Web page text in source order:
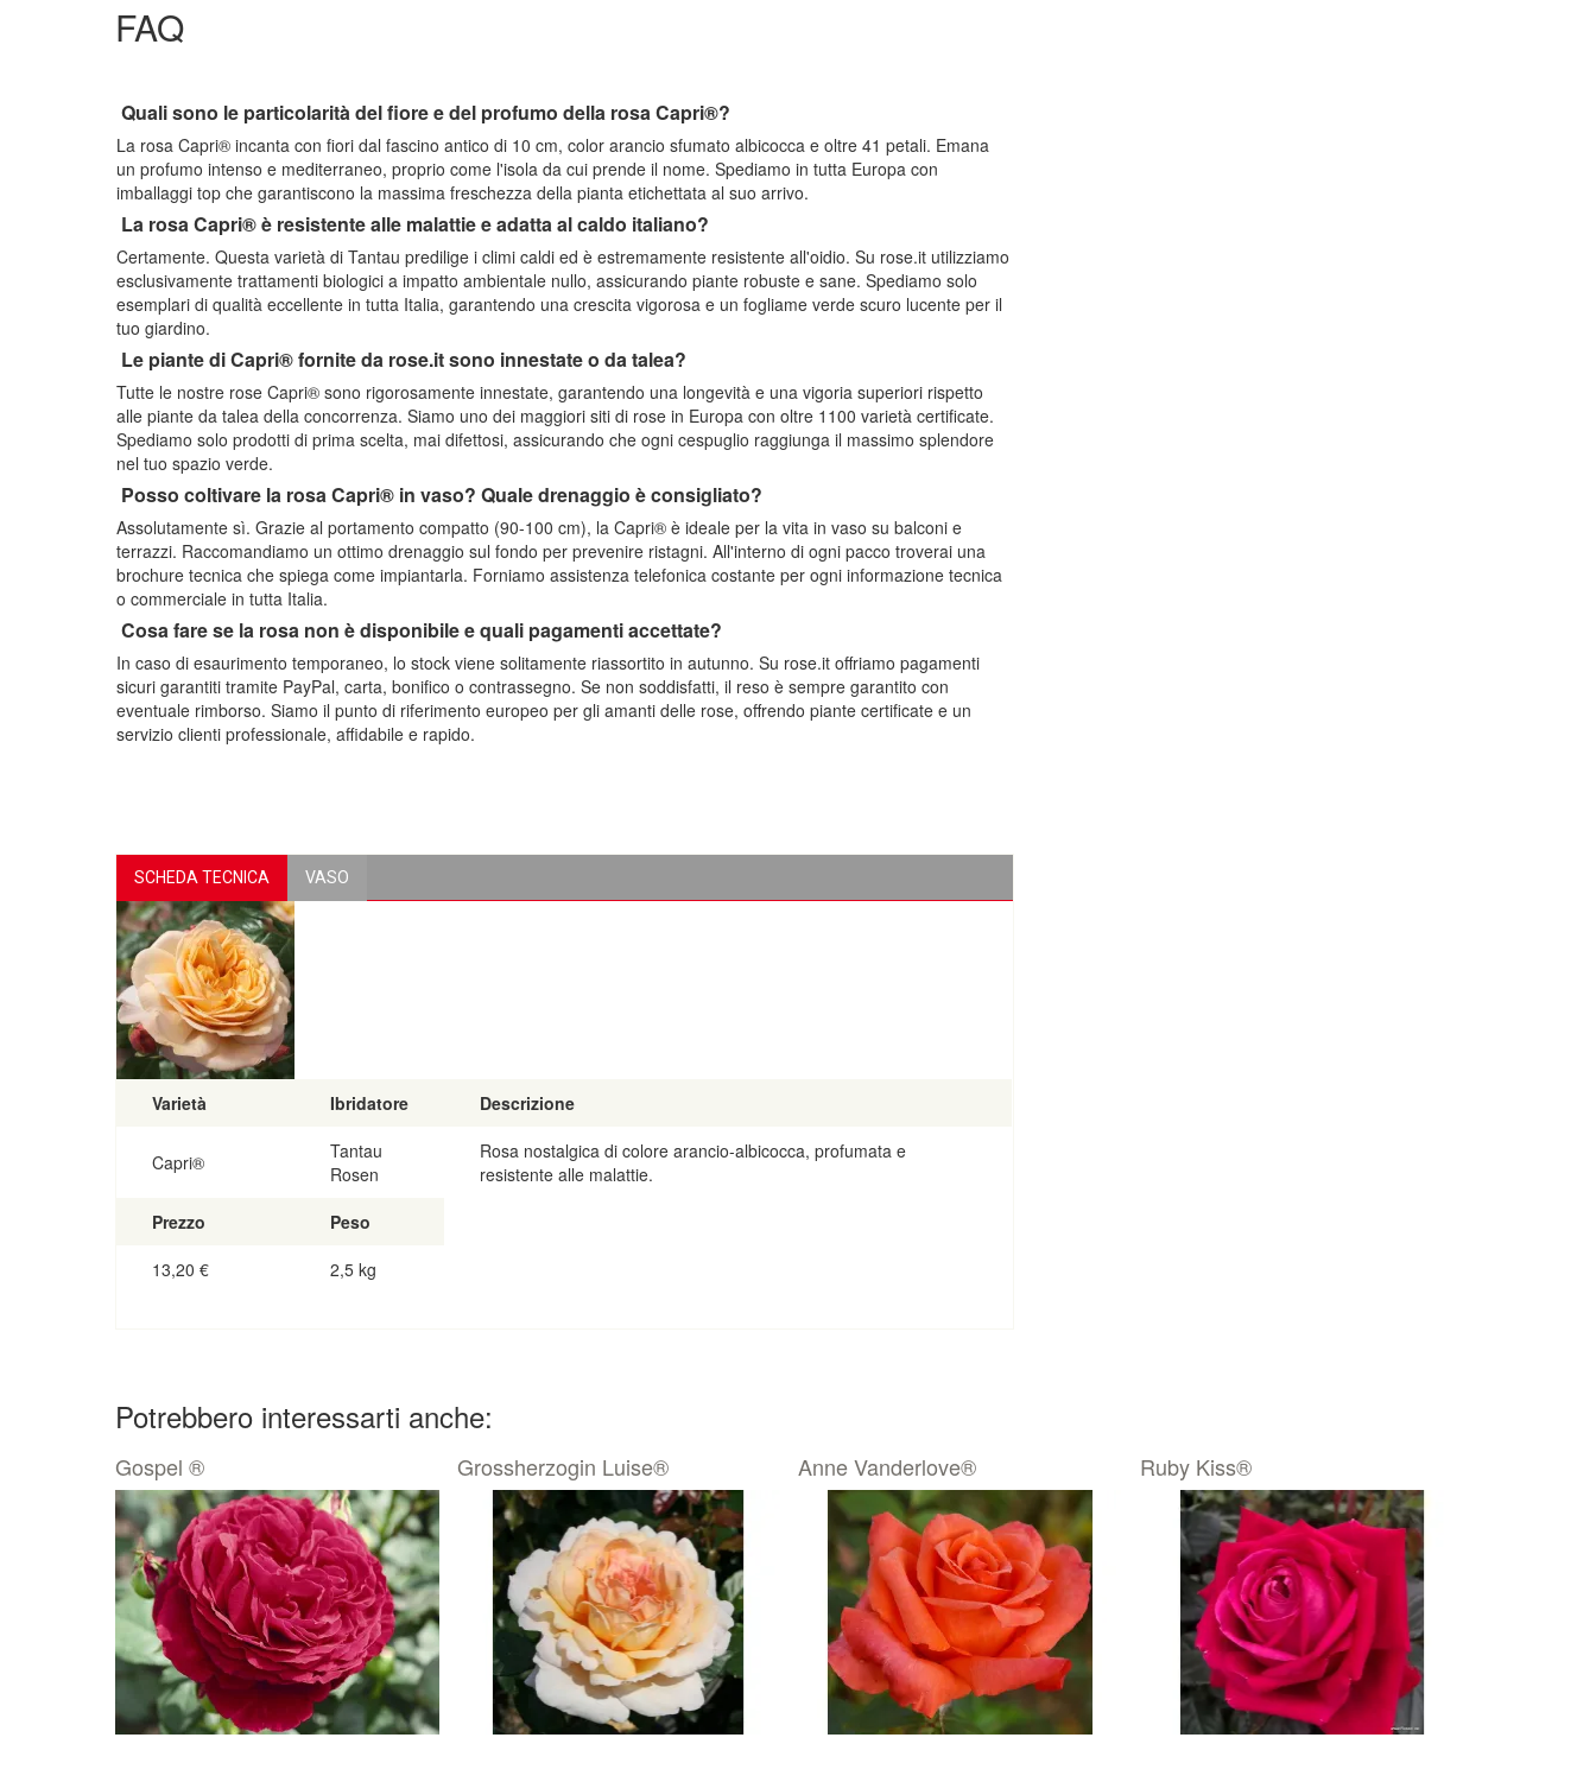
FAQ
Quali sono le particolarità del fiore e del profumo della rosa Capri®?
La rosa Capri® incanta con fiori dal fascino antico di 10 cm, color arancio sfumato albicocca e oltre 41 petali. Emana
un profumo intenso e mediterraneo, proprio come l'isola da cui prende il nome. Spediamo in tutta Europa con
imballaggi top che garantiscono la massima freschezza della pianta etichettata al suo arrivo.
La rosa Capri® è resistente alle malattie e adatta al caldo italiano?
Certamente. Questa varietà di Tantau predilige i climi caldi ed è estremamente resistente all'oidio. Su rose.it utilizziamo
esclusivamente trattamenti biologici a impatto ambientale nullo, assicurando piante robuste e sane. Spediamo solo
esemplari di qualità eccellente in tutta Italia, garantendo una crescita vigorosa e un fogliame verde scuro lucente per il
tuo giardino.
Le piante di Capri® fornite da rose.it sono innestate o da talea?
Tutte le nostre rose Capri® sono rigorosamente innestate, garantendo una longevità e una vigoria superiori rispetto
alle piante da talea della concorrenza. Siamo uno dei maggiori siti di rose in Europa con oltre 1100 varietà certificate.
Spediamo solo prodotti di prima scelta, mai difettosi, assicurando che ogni cespuglio raggiunga il massimo splendore
nel tuo spazio verde.
Posso coltivare la rosa Capri® in vaso? Quale drenaggio è consigliato?
Assolutamente sì. Grazie al portamento compatto (90-100 cm), la Capri® è ideale per la vita in vaso su balconi e
terrazzi. Raccomandiamo un ottimo drenaggio sul fondo per prevenire ristagni. All'interno di ogni pacco troverai una
brochure tecnica che spiega come impiantarla. Forniamo assistenza telefonica costante per ogni informazione tecnica
o commerciale in tutta Italia.
Cosa fare se la rosa non è disponibile e quali pagamenti accettate?
In caso di esaurimento temporaneo, lo stock viene solitamente riassortito in autunno. Su rose.it offriamo pagamenti
sicuri garantiti tramite PayPal, carta, bonifico o contrassegno. Se non soddisfatti, il reso è sempre garantito con
eventuale rimborso. Siamo il punto di riferimento europeo per gli amanti delle rose, offrendo piante certificate e un
servizio clienti professionale, affidabile e rapido.
SCHEDA TECNICA VASO
Varietà Ibridatore Descrizione
Capri®
Tantau
Rosen
Rosa nostalgica di colore arancio-albicocca, profumata e
resistente alle malattie.
Prezzo
Peso
13,20 € 2,5 kg
Potrebbero interessarti anche:
Gospel ® Grossherzogin Luise® Anne Vanderlove® Ruby Kiss®